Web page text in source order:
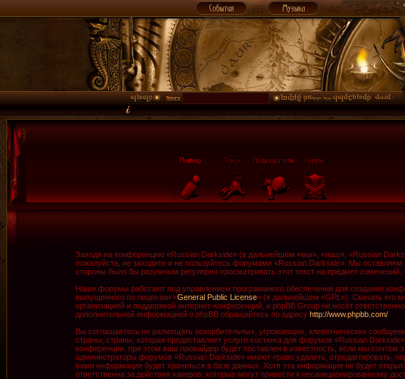
Заходя на конференцию «Russian Darkside» (в дальнейшем «мы», «наш», «Russian
пожалуйста, не заходите и не пользуйтесь форумами «Russian Darkside». Мы
стороны было бы разумным регулярно просматривать этот текст на предмет
Наши форумы работают под управлением программного обеспечения для создания
выпущенного по лицензии «General Public License» (в дальнейшем «GPL»). Скачать его
организацией и поддержкой интернет-конференций, и phpBB Group не несёт
дополнительной информацией о phpBB обращайтесь по адресу http://www.phpbb.com/.
Вы соглашаетесь не размещать оскорбительных, угрожающих, клеветнических
страны, страны, которая предоставляет услуги хостинга для форумов «Russian
конференции, при этом ваш провайдер будет поставлен в известность, если мы
администраторы форумов «Russian Darkside» имеют право удалить, отредактировать,
вами информация будет храниться в базе данных. Хотя эта информация не будет
ответственна за действия хакеров, которые могут привести к несанкционированному